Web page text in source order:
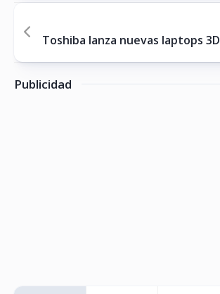
Toshiba lanza nuevas laptops 3D
Publicidad